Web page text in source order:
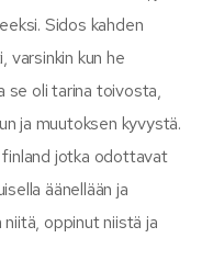
Sidos kahden
varsinkin kun he
se oli tarina toivosta,
ja muutoksen kyvystä.
finland jotka odottavat
äänellään ja
oppinut niistä ja